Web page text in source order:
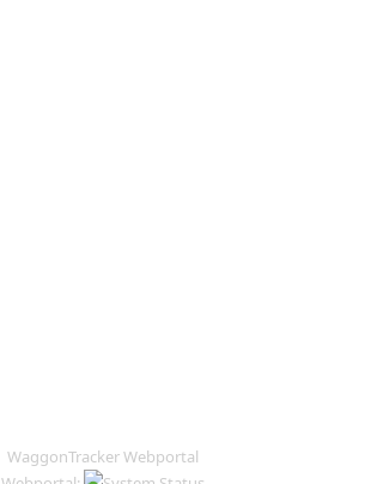
WaggonTracker Webportal